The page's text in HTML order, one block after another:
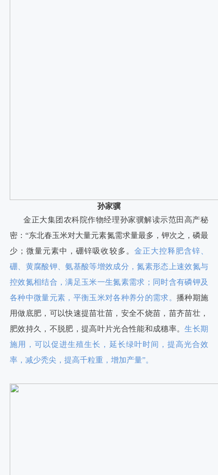
孙家骥
金正大集团农科院作物经理孙家骥解读示范田高产秘
密：“东北春玉米对大量元素氮需求量最多，钾次之，磷最
少；微量元素中，硼锌吸收较多。 金正大控释肥含锌、
硼、黄腐酸钾、氨基酸等增效成分，氮素形态上速效氮与
控效氮相结合，满足玉米一生氮素需求；同时含有磷钾及
各种中微量元素，平衡玉米对各种养分的需求。 播种期施
用做底肥，可以快速提苗壮苗，安全不烧苗，苗齐苗壮，
肥效持久，不脱肥，提高叶片光合性能和成穗率。生长期
施用，可以促进生殖生长，延长绿叶时间，提高光合效
率，减少秃尖，提高千粒重，增加产量”。